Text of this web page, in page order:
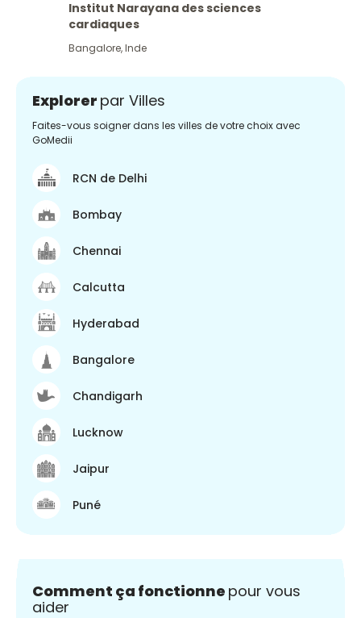
Institut Narayana des sciences
cardiaques
Bangalore,Inde
Explorer par Villes
Faites-vous soigner dans les villes de votre choix avec
GoMedii
RCN de Delhi
Bombay
Chennai
Calcutta
Hyderabad
Bangalore
Chandigarh
Lucknow
Jaipur
Puné
Comment ça fonctionne pour vous
aider